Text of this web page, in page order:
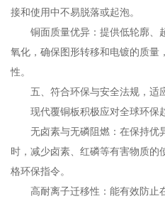
接和使用中不易脱落或起泡。
铜面质量优异：提供低轮廓、
氧化，确保图形转移和电镀的质量
性。
五、符合环保与安全法规，适
现代覆铜板积极应对全球环保
无卤素与无磷阻燃：在保持优
时，减少卤素、红磷等有害物质的
格环保指令。
高耐离子迁移性：能有效防止